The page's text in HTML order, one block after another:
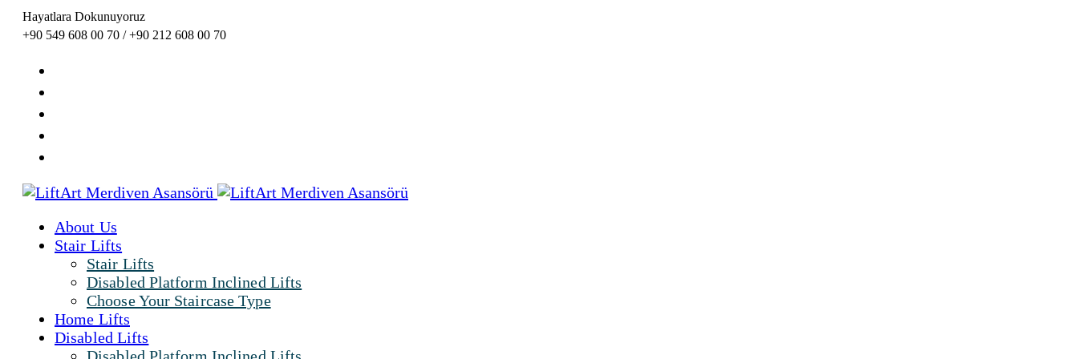
Hayatlara Dokunuyoruz
+90 549 608 00 70 / +90 212 608 00 70
About Us
Stair Lifts
Stair Lifts
Disabled Platform Inclined Lifts
Choose Your Staircase Type
Home Lifts
Disabled Lifts